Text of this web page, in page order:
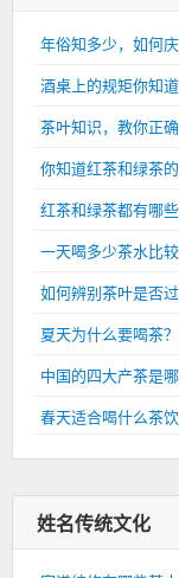
年俗知多少，如何庆
酒桌上的规矩你知道
茶叶知识，教你正
你知道红茶和绿茶
红茶和绿茶都有哪些
一天喝多少茶水比
如何辨别茶叶是否
夏天为什么要喝茶
中国的四大产茶是
春天适合喝什么茶
姓名传统文化